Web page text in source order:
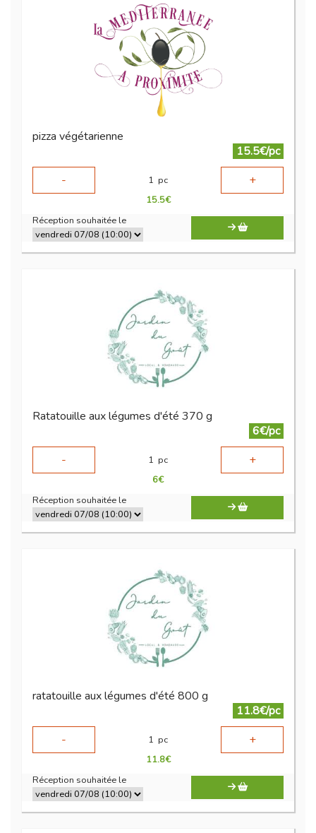
pizza végétarienne
15.5€/pc
-
1 pc +
15.5€
Réception souhaitée le
Ratatouille aux légumes d'été 370 g
6€/pc
-
1 pc +
6€
Réception souhaitée le
ratatouille aux légumes d'été 800 g
11.8€/pc
-
1 pc +
11.8€
Réception souhaitée le